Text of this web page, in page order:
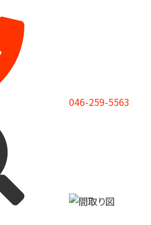
046-259-5563